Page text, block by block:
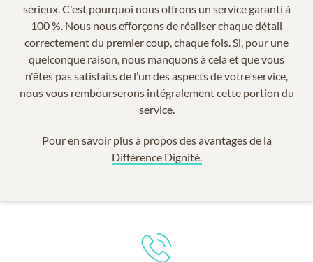
sérieux. C'est pourquoi nous offrons un service garanti à
100 %. Nous nous efforçons de réaliser chaque détail
correctement du premier coup, chaque fois. Si, pour une
quelconque raison, nous manquons à cela et que vous
n'êtes pas satisfaits de l’un des aspects de votre service,
nous vous rembourserons intégralement cette portion du
service.
Pour en savoir plus à propos des avantages de la
Différence Dignité.